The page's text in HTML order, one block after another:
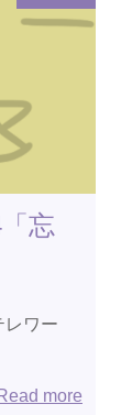
忘
レワー
more